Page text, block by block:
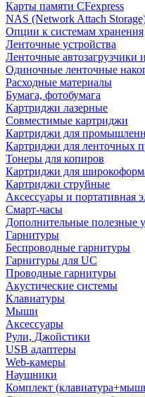
Карты памяти CFexpress
NAS (Network Attach
Опции к системам хранения
Ленточные устройства
Ленточные автозагрузчики
Одиночные ленточные
Расходные материалы
Бумага, фотобумага
Картриджи лазерные
Совместимые картриджи
Картриджи для
Картриджи для ленточных
Тонеры для копиров
Картриджи для
Картриджи струйные
Аксессуары и портативная
Смарт-часы
Дополнительные полезные
Гарнитуры
Беспроводные гарнитуры
Гарнитуры для UC
Проводные гарнитуры
Акустические системы
Клавиатуры
Мыши
Аксессуары
Рули, Джойстики
USB адаптеры
Web-камеры
Наушники
Комплект